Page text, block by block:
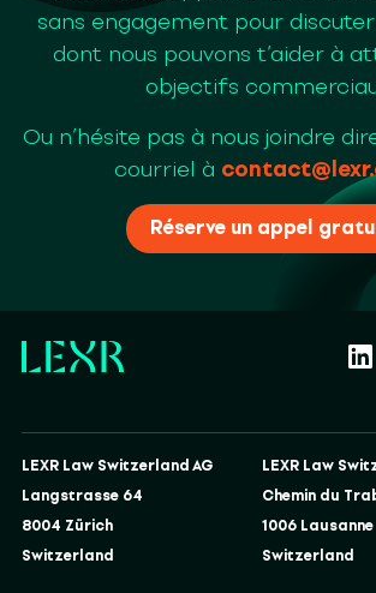
sans engagement pour
dont nous pouvons t’aider à
objectifs
Ou n’hésite pas à nous joindre
courriel à
Réserve un appel
LEXR Law Switzerland AG
Langstrasse 64
8004 Zürich
Switzerland
LEXR Law
Chemin du
1006 Lausanne
Switzerland